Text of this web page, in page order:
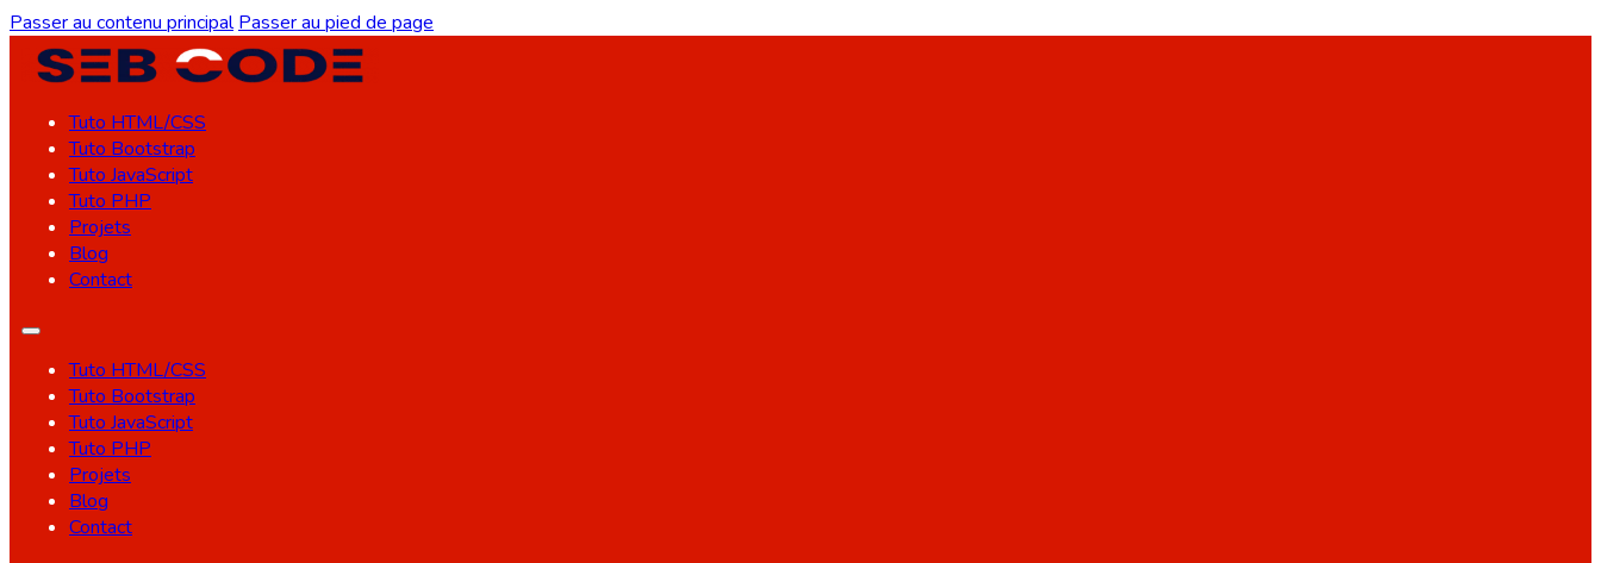
Passer au contenu principal Passer au pied de page
Tuto HTML/CSS
Tuto Bootstrap
Tuto JavaScript
Tuto PHP
Projets
Blog
Contact
Tuto HTML/CSS
Tuto Bootstrap
Tuto JavaScript
Tuto PHP
Projets
Blog
Contact